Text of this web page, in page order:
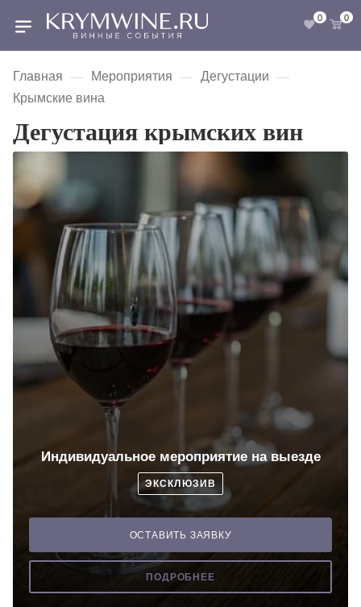
0 0
Главная — Мероприятия — Дегустации —
Крымские вина
Дегустация крымских вин
Индивидуальное мероприятие на выезде
ЭКСКЛЮЗИВ
ОСТАВИТЬ ЗАЯВКУ
ПОДРОБНЕЕ